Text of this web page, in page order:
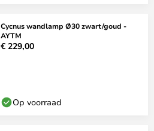
Cycnus wandlamp Ø30 zwart/goud -
AYTM
€ 229,00
Op voorraad